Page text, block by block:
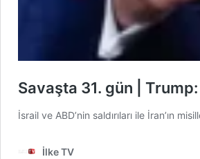
Savaşta 31. gün |
İsrail ve ABD’nin saldırıları ile İran’ın
İlke TV